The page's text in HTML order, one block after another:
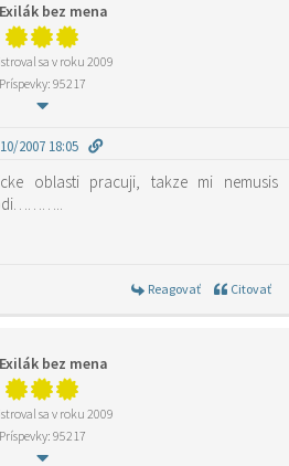
Exilák bez mena
sa v roku 2009
Príspevky: 95217
2007 18:05
oblasti pracuji, takze mi nemusis
Reagovať Citovať
Exilák bez mena
sa v roku 2009
Príspevky: 95217